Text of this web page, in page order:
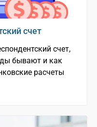
счет
счет,
бывают и как
расчеты